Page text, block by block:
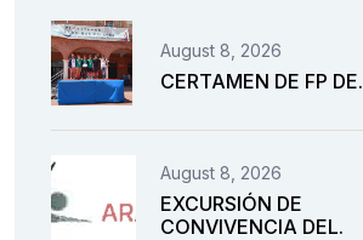
August 8, 2026
CERTAMEN DE FP DE.
August 8, 2026
EXCURSIÓN DE
CONVIVENCIA DEL.